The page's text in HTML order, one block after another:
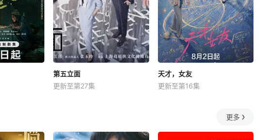
第五立面
更新至第27集
天才，女友
更新至第16集
更多